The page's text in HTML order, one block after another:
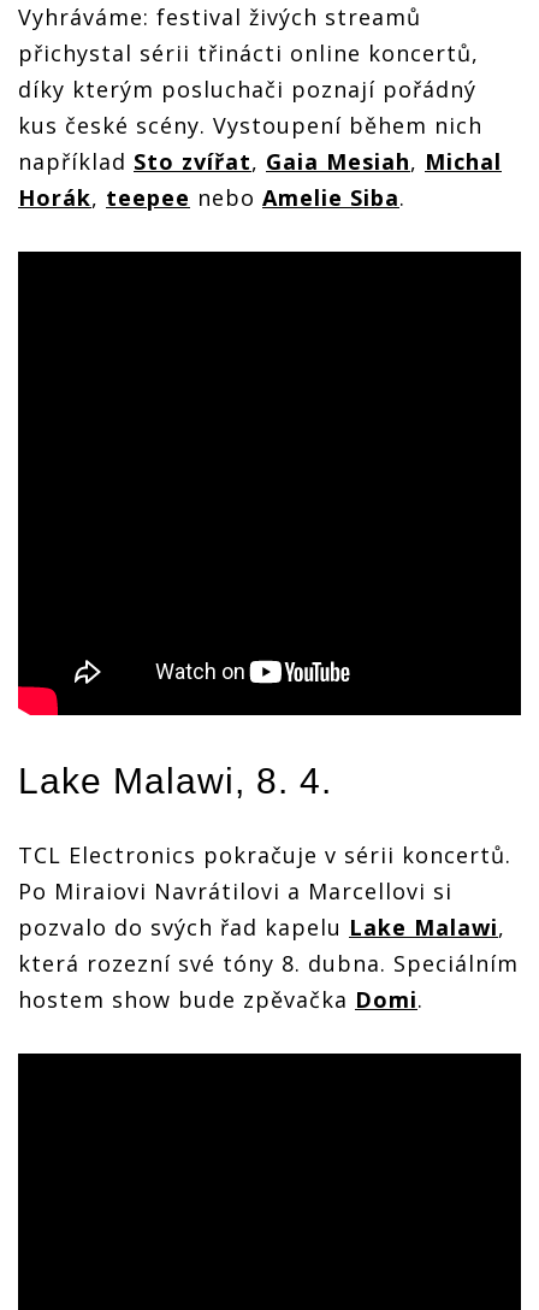
Vyhráváme: festival živých streamů
přichystal sérii třinácti online koncertů,
díky kterým posluchači poznají pořádný
kus české scény. Vystoupení během nich
například Sto zvířat, Gaia Mesiah, Michal
Horák, teepee nebo Amelie Siba.
Lake Malawi, 8. 4.
TCL Electronics pokračuje v sérii koncertů.
Po Miraiovi Navrátilovi a Marcellovi si
pozvalo do svých řad kapelu Lake Malawi,
která rozezní své tóny 8. dubna. Speciálním
hostem show bude zpěvačka Domi.